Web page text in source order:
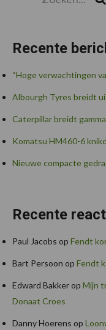
Recente
“Hoge verwachtingen
Albourgh Tyres breidt
Caterpillar breidt
Komatsu HM460-6
Nieuwe compacte
Recente
Paul Jacobs op Fendt
Bart Persoon op Fendt
Edward Bakkerop Mijn
Donaat Croes
Danny Hoerens op